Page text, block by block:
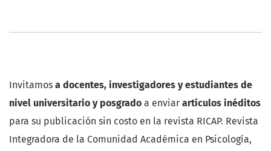
Invitamos a docentes, investigadores y estudiantes de
nivel universitario y posgrado a enviar artículos inéditos
para su publicación sin costo en la revista RICAP. Revista
Integradora de la Comunidad Académica en Psicología,